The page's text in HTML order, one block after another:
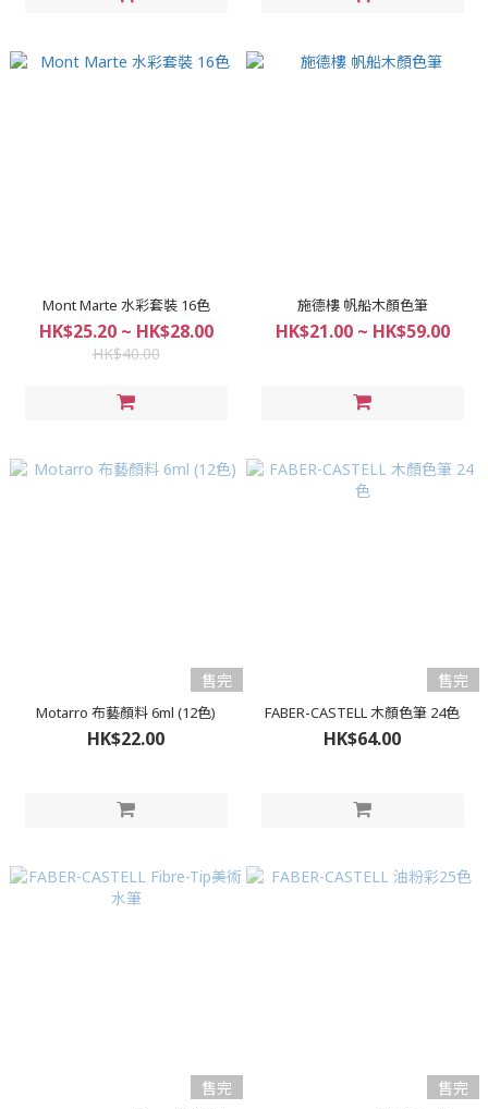
Mont Marte 水彩套裝 16色
HK$25.20 ~ HK$28.00
HK$40.00
施德樓 帆船木顏色筆
HK$21.00 ~ HK$59.00
售完
Motarro 布藝顏料 6ml (12色)
HK$22.00
售完
FABER-CASTELL 木顏色筆 24色
HK$64.00
售完 售完